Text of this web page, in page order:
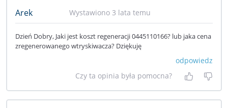
Arek Wystawiono 3 lata temu
Dzień Dobry, Jaki jest koszt regeneracji 0445110166? lub jaka cena
zregenerowanego wtryskiwacza? Dziękuję
odpowiedz
Czy ta opinia była pomocna?
Tak, była
Nie